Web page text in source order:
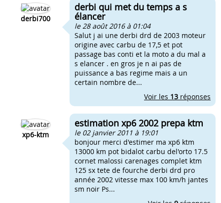
derbi700
derbi qui met du temps a s
élancer
le 28 août 2016 à 01:04
Salut j ai une derbi drd de 2003 moteur
origine avec carbu de 17,5 et pot
passage bas conti et la moto a du mal a
s elancer . en gros je n ai pas de
puissance a bas regime mais a un
certain nombre de...
Voir les 13 réponses
xp6-ktm
estimation xp6 2002 prepa ktm
le 02 janvier 2011 à 19:01
bonjour merci d'estimer ma xp6 ktm
13000 km pot bidalot carbu del'orto 17.5
cornet malossi carenages complet ktm
125 sx tete de fourche derbi drd pro
année 2002 vitesse max 100 km/h jantes
sm noir Ps...